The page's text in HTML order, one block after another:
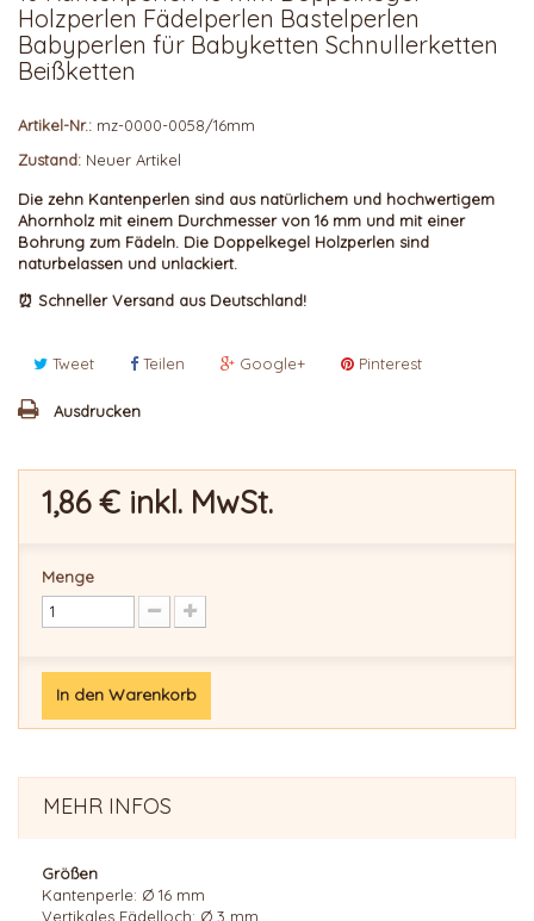
Holzperlen Fädelperlen Bastelperlen
Babyperlen für Babyketten Schnullerketten
Beißketten
Artikel-Nr.: mz-0000-0058/16mm
Zustand: Neuer Artikel
Die zehn Kantenperlen sind aus natürlichem und hochwertigem
Ahornholz mit einem Durchmesser von 16 mm und mit einer
Bohrung zum Fädeln. Die Doppelkegel Holzperlen sind
naturbelassen und unlackiert.
⏰ Schneller Versand aus Deutschland!
Tweet Teilen Google+ Pinterest
Ausdrucken
1,86 € inkl. MwSt.
Menge
In den Warenkorb
MEHR INFOS
Größen
Kantenperle: Ø 16 mm
Vertikales Fädelloch: Ø 3 mm